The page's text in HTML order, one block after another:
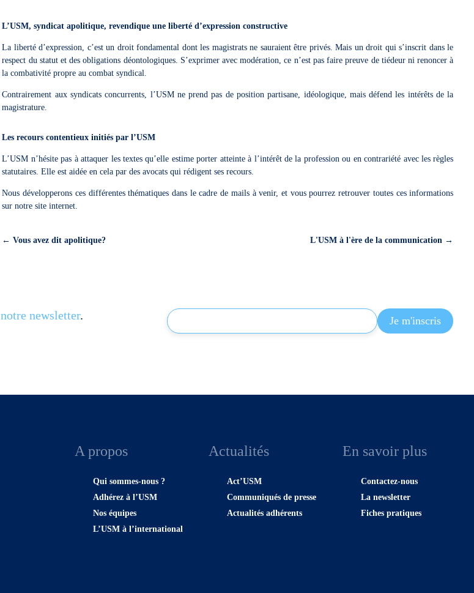
L’USM, syndicat apolitique, revendique une liberté d’expression constructive
La liberté d’expression, c’est un droit fondamental dont les magistrats ne sauraient être privés. Mais un droit qui s’inscrit dans le
respect du statut et des obligations déontologiques. S’exprimer avec modération, ce n’est pas faire preuve de tiédeur ni renoncer à
la combativité propre au combat syndical.
Contrairement aux syndicats concurrents, l’USM ne prend pas de position partisane, idéologique, mais défend les intérêts de la
magistrature.
Les recours contentieux initiés par l’USM
L’USM n’hésite pas à attaquer les textes qu’elle estime porter atteinte à l’intérêt de la profession ou en contrariété avec les règles
statutaires. Elle est aidée en cela par des avocats qui rédigent ses recours.
Nous développerons ces différentes thématiques dans le cadre de mails à venir, et vous pourrez retrouver toutes ces informations
sur notre site internet.
←Vous avez dit apolitique? L'USM à l'ère de la communication →
notre newsletter.
A propos
Qui sommes-nous ?
Adhérez à l’USM
Nos équipes
L’USM à l’international
Actualités
Act’USM
Communiqués de presse
Actualités adhérents
En savoir plus
Contactez-nous
La newsletter
Fiches pratiques